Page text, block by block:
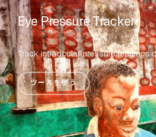
Eye Pressure Tracker
Track intraocular pressure readings
ツールを使う